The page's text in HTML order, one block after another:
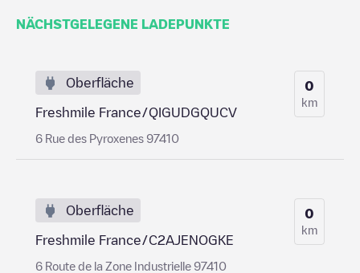
NÄCHSTGELEGENE LADEPUNKTE
Oberfläche
Freshmile France/QIGUDGQUCV
6 Rue des Pyroxenes 97410
0
km
Oberfläche
Freshmile France/C2AJENOGKE
6 Route de la Zone Industrielle 97410
0
km